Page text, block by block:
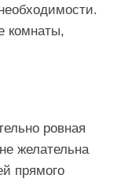
комнаты,
ровная
желательна
прямого